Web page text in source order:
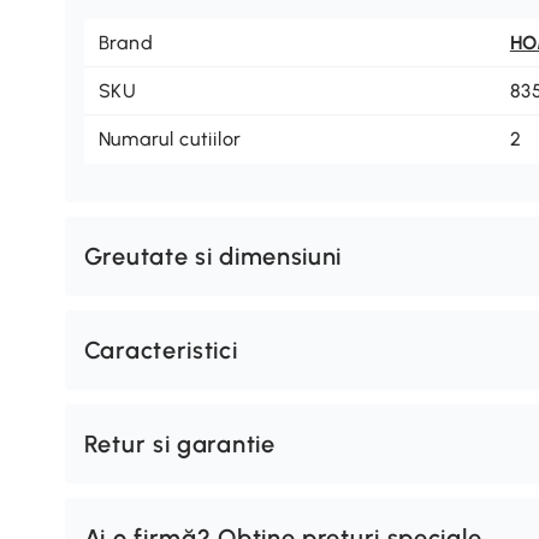
Brand
SKU
Numarul cutiilor 2
Greutate si dimensiuni
Caracteristici
Retur si garantie